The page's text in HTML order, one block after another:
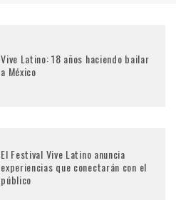
Vive Latino: 18 años haciendo bailar
a México
El Festival Vive Latino anuncia
experiencias que conectarán con el
público